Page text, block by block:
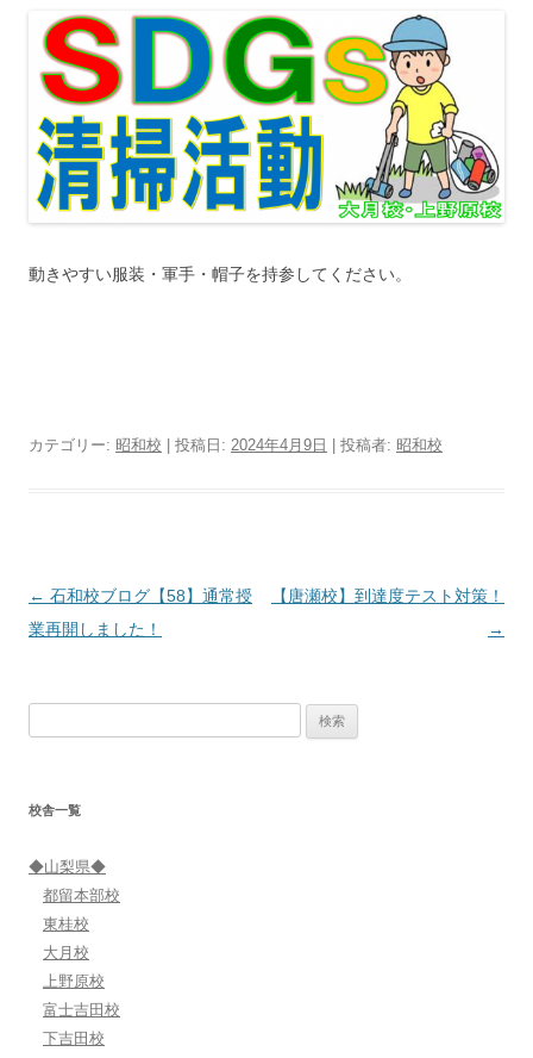
動きやすい服装・軍手・帽子を持参してください。
カテゴリー: 昭和校 | 投稿日: 2024年4月9日 | 投稿者: 昭和校
投
稿
ン
← 石和校ブログ【58】通常授
業再開しました！
【唐瀬校】到達度テスト対策！
→
索:
校舎一覧
◆山梨県◆
都留本部校
東桂校
大月校
上野原校
富士吉田校
下吉田校